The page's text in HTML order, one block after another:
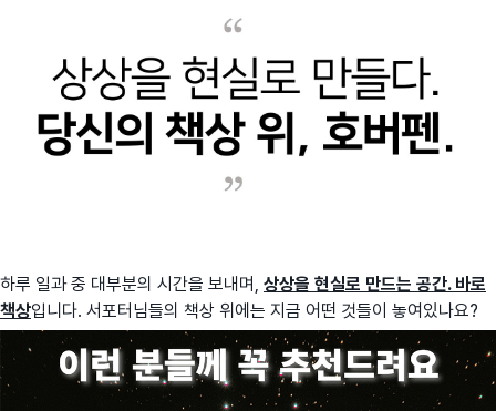
하루 일과 중 대부분의 시간을 보내며, 상상을 현실로 만드는 공간. 바로
책상입니다. 서포터님들의 책상 위에는 지금 어떤 것들이 놓여있나요?